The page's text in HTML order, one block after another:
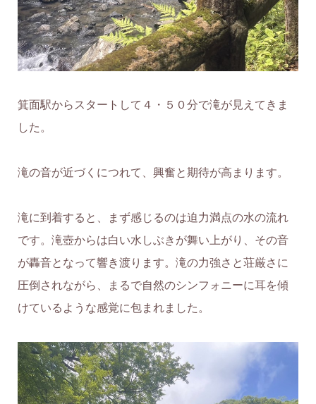
箕面駅からスタートして４・５０分で滝が見えてきま
した。
滝の音が近づくにつれて、興奮と期待が高まります。
滝に到着すると、まず感じるのは迫力満点の水の流れ
です。滝壺からは白い水しぶきが舞い上がり、その音
が轟音となって響き渡ります。滝の力強さと荘厳さに
圧倒されながら、まるで自然のシンフォニーに耳を傾
けているような感覚に包まれました。